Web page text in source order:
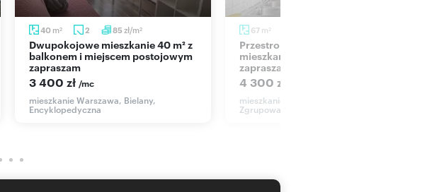
40 m2 2 85 zł/m2
Dwupokojowe mieszkanie 40 m² z
balkonem i miejscem postojowym
zapraszam
3 400 zł /mc
mieszkanie Warszawa, Bielany,
Encyklopedyczna
67 m 2
Przestronne 3-pokojowe
mieszkanie na Bielanach
zapraszam
4 300 zł
mieszkanie Warszawa, Bielany,
Zgrupowania AK Żubr